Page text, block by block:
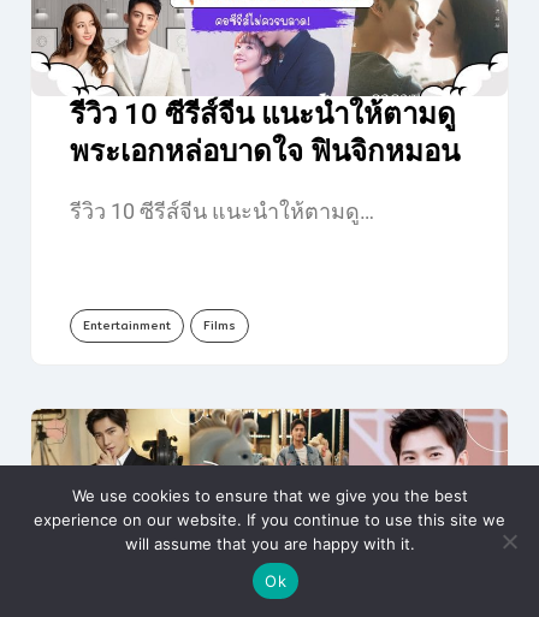
รีวิว 10 ซีรีส์จีน แนะนำให้ตามดู
พระเอกหล่อบาดใจ ฟินจิกหมอน
รีวิว 10 ซีรีส์จีน แนะนำให้ตามดู…
Entertainment Films
We use cookies to ensure that we give you the best
experience on our website. If you continue to use this site we
will assume that you are happy with it.
Ok